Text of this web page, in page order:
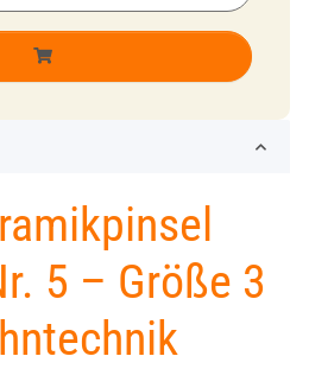
5 – Größe 3